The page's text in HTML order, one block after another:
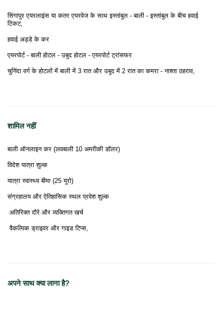
सिंगापुर एयरलाइंस या कतर एयरवेज के साथ इस्तांबुल - बाली - इस्तांबुल के बीच हवाई
टिकट,
हवाई अड्डे के कर
एयरपोर्ट - बाली होटल - उबुद होटल - एयरपोर्ट ट्रांसफर
चुनिंदा वर्ग के होटलों में बाली में 3 रात और उबुद में 2 रात का कमरा - नाश्ता ठहराव,
शामिल नहीं
बाली ऑनलाइन कर (लवबाली 10 अमरीकी डॉलर)
विदेश यात्रा शुल्क
यात्रा स्वास्थ्य बीमा (25 यूरो)
संग्रहालय और ऐतिहासिक स्थल प्रवेश शुल्क
अतिरिक्त दौरे और व्यक्तिगत खर्च
वैकल्पिक ड्राइवर और गाइड टिप्स,
अपने साथ क्या लाना है?